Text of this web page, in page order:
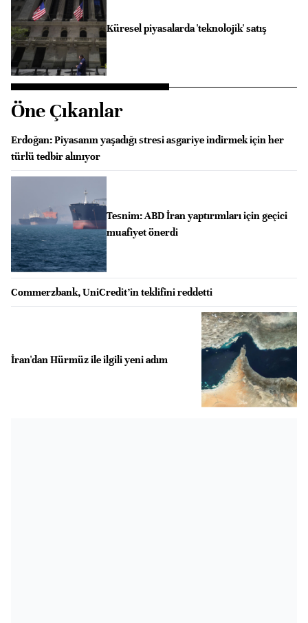
Küresel piyasalarda 'teknolojik' satış
Öne Çıkanlar
Erdoğan: Piyasanın yaşadığı stresi asgariye indirmek için her
türlü tedbir alınıyor
Tesnim: ABD İran yaptırımları için geçici
muafiyet önerdi
Commerzbank, UniCredit’in teklifini reddetti
İran'dan Hürmüz ile ilgili yeni adım